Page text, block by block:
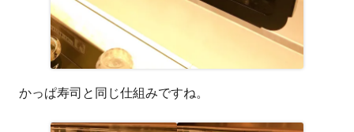
かっぱ寿司と同じ仕組みですね。